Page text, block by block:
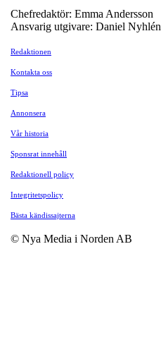
Chefredaktör: Emma Andersson
Ansvarig utgivare: Daniel Nyhlén
Redaktionen
Kontakta oss
Tipsa
Annonsera
Vår historia
Sponsrat innehåll
Redaktionell policy
Integritetspolicy
Bästa kändissajterna
© Nya Media i Norden AB